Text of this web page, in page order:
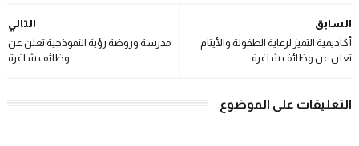
التالي
مدرسة وروضة رؤية النموذجية تعلن عن
وظائف شاغرة
السابق
أكاديمية التميز لرعاية الطفولة والأيتام
تعلن عن وظائف شاغرة
التعليقات على الموضوع